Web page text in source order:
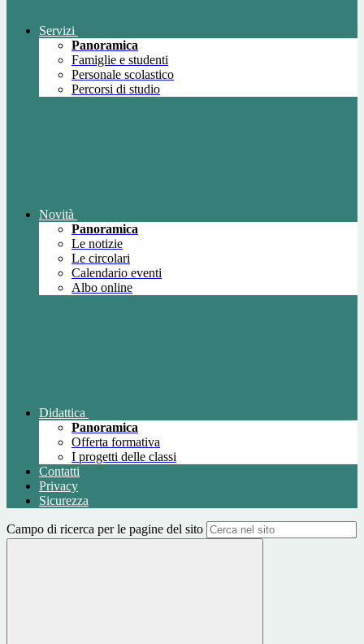
Servizi
Panoramica
Famiglie e studenti
Personale scolastico
Percorsi di studio
Novità
Panoramica
Le notizie
Le circolari
Calendario eventi
Albo online
Didattica
Panoramica
Offerta formativa
I progetti delle classi
Contatti
Privacy
Sicurezza
Campo di ricerca per le pagine del sito